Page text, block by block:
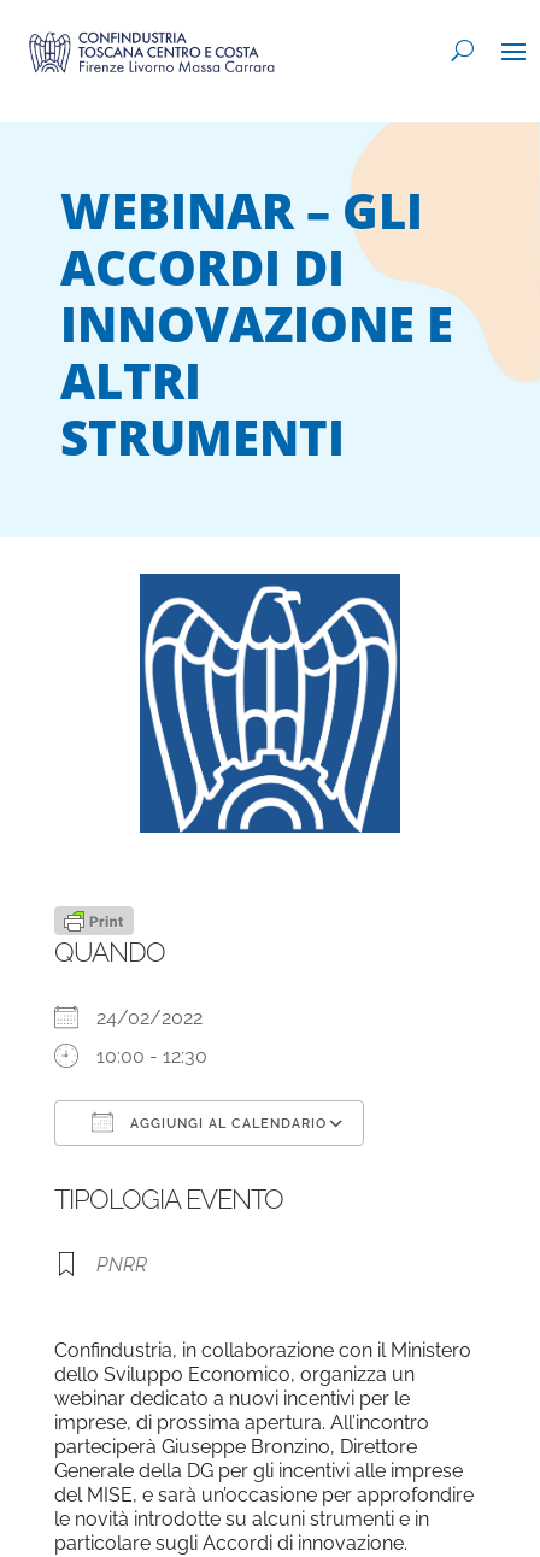
WEBINAR – GLI
ACCORDI DI
INNOVAZIONE E
ALTRI
STRUMENTI
QUANDO
24/02/2022
10:00 - 12:30
AGGIUNGI AL CALENDARIO
TIPOLOGIA EVENTO
PNRR
Confindustria, in collaborazione con il Ministero
dello Sviluppo Economico, organizza un
webinar dedicato a nuovi incentivi per le
imprese, di prossima apertura. All’incontro
parteciperà Giuseppe Bronzino, Direttore
Generale della DG per gli incentivi alle imprese
del MISE, e sarà un’occasione per approfondire
le novità introdotte su alcuni strumenti e in
particolare sugli Accordi di innovazione.